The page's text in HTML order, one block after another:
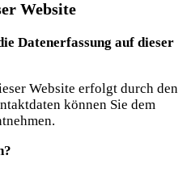
Website
Datenerfassung auf dieser
Website erfolgt durch den
können Sie dem